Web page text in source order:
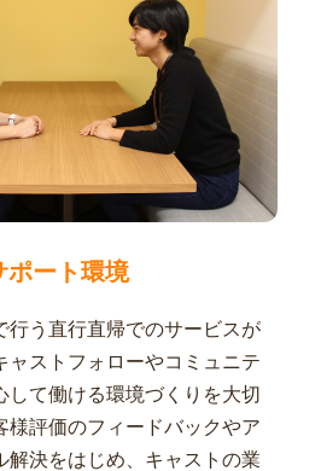
ポート環境
行う直行直帰でのサービスが
ャストフォローやコミュニテ
して働ける環境づくりを大切
様評価のフィードバックやア
解決をはじめ、キャストの業